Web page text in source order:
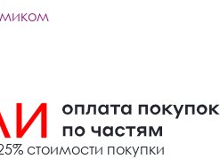
стоимости покупки